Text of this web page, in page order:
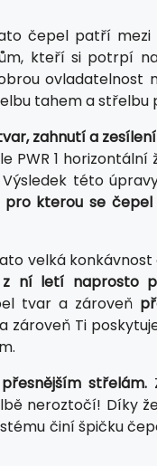
čepel patří
kteří si potrpí
ovladatelnost
tahem a střelbu
zahnutí a
PWR 1
této
kterou se čepel
velká
ní letí naprosto
tvar a zároveň
Ti
střelám.
neroztočí! Díky
činí špičku